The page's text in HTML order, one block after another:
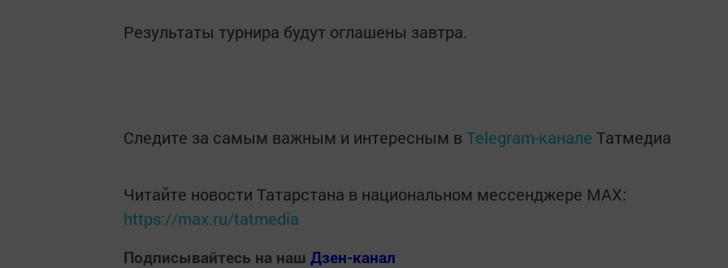
Результаты турнира будут оглашены завтра.
Следите за самым важным и интересным в Telegram-канале Татмедиа
Читайте новости Татарстана в национальном мессенджере MАХ:
https://max.ru/tatmedia
Подписывайтесь на наш Дзен-канал